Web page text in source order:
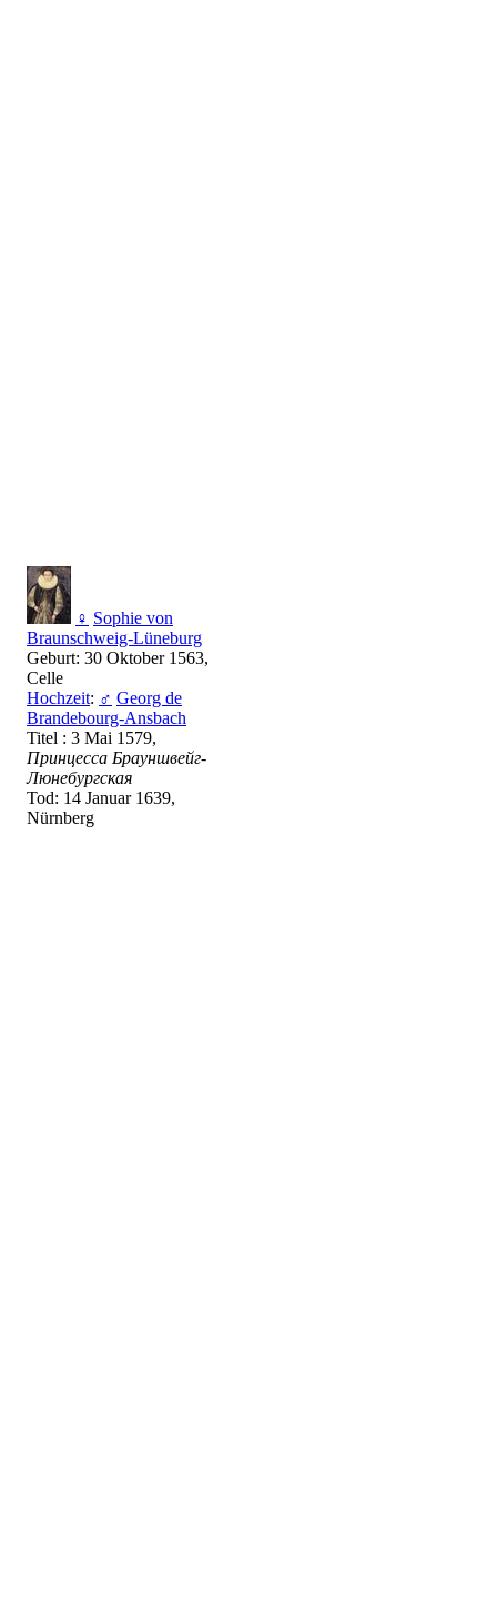
♀ Sophie von
Braunschweig-Lüneburg
Geburt: 30 Oktober 1563,
Celle
Hochzeit: ♂ Georg de
Brandebourg-Ansbach
Titel : 3 Mai 1579,
Принцесса Брауншвейг-
Люнебургская
Tod: 14 Januar 1639,
Nürnberg